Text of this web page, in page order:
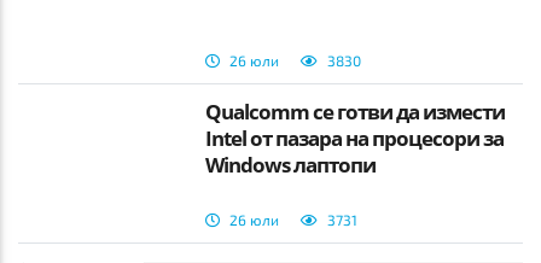
26 юли 3830
Qualcomm се готви да измести
Intel от пазара на процесори за
Windows лаптопи
26 юли 3731